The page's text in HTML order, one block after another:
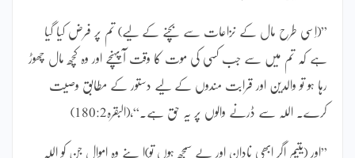
”(اِسی طرح مال کے نزاعات سے بچنے کے لیے) تم پر فرض کیا گیا
ہے کہ تم میں سے جب کسی کی موت کا وقت آپہنچے اور وہ کچھ مال چھوڑ
رہا ہو تو والدین اور قرابت مندوں کے لیے دستور کے مطابق وصیت
کرے۔ اللہ سے ڈرنے والوں پر یہ حق ہے۔“،(البقرہ180:2)
”اور (یتیم اگر ابھی نادان اور بے سمجھ ہوں تو)ا پنے وہ اموال جن کو اللہ